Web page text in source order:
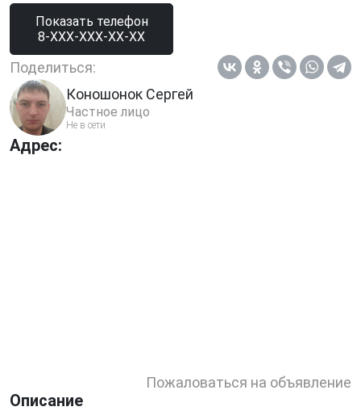
Показать телефон
8-XXX-XXX-XX-XX
Поделиться:
Коношонок Сергей
Частное лицо
Не в сети
Адрес:
Пожаловаться на объявление
Описание